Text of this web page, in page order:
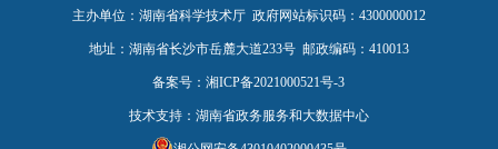
主办单位：湖南省科学技术厅 政府网站标识码：4300000012
地址：湖南省长沙市岳麓大道233号 邮政编码：410013
备案号：湘ICP备2021000521号-3
技术支持：湖南省政务服务和大数据中心